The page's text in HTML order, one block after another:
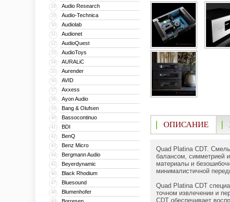
28 Audio Research
29 Audio-Technica
30 Audiolab
31 Audionet
32 AudioQuest
33 AudioToys
34 AURALiC
35 Aurender
36 AVID
37 Axxess
38 Ayon Audio
39 Bang & Olufsen
40 Bassocontinuo
41 BDI
42 BenQ
43 Benz Micro
44 Bergmann Audio
45 Beyerdynamic
46 Black Rhodium
47 Bluesound
48 Blumenhofer
ОПИСАНИЕ
Quad Platina CDT.
балансом, симметрией
материалы и
минималистичной
Quad Platina CDT
точном извлечении и
CDT обеспечивает